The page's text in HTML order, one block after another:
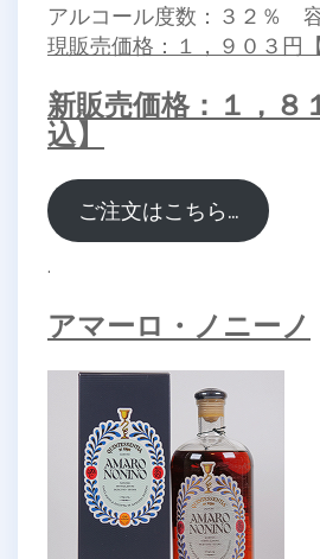
アルコール度数：３２％
現販売価格：１，９０３円
新販売価格：１，８
込】
ご注文はこちら…
.
アマーロ・ノニーノ